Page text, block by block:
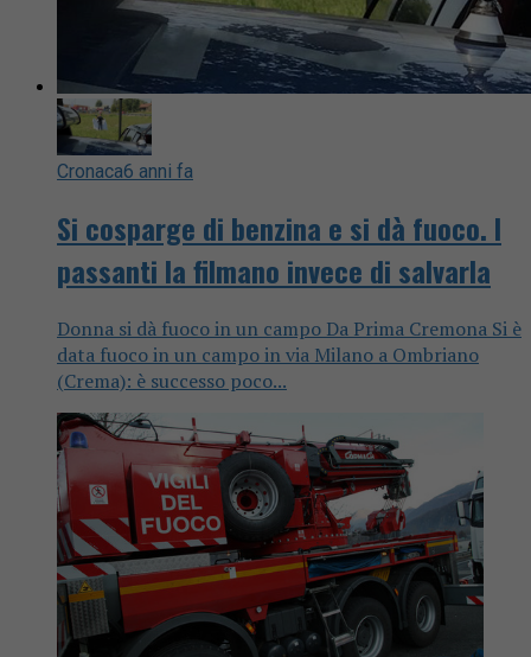
Cronaca6 anni fa
Si cosparge di benzina e si dà fuoco. I
passanti la filmano invece di salvarla
Donna si dà fuoco in un campo Da Prima Cremona Si è
data fuoco in un campo in via Milano a Ombriano
(Crema): è successo poco...